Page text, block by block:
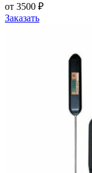
от 3500 ₽
Заказать